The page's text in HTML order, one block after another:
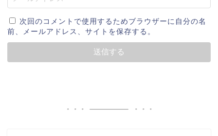
次回のコメントで使用するためブラウザーに自分の名
前、メールアドレス、サイトを保存する。